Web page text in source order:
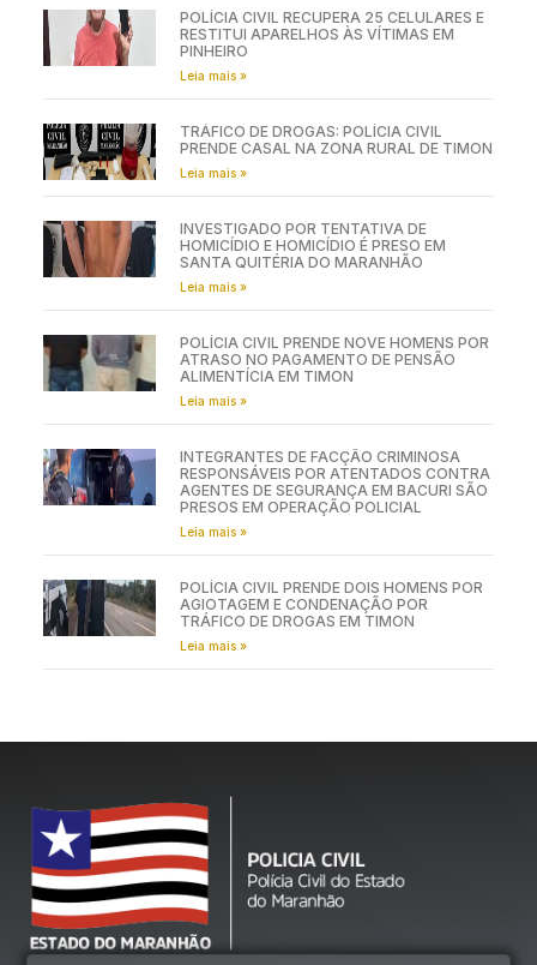
POLÍCIA CIVIL RECUPERA 25 CELULARES E
RESTITUI APARELHOS ÀS VÍTIMAS EM
PINHEIRO
Leia mais »
TRÁFICO DE DROGAS: POLÍCIA CIVIL
PRENDE CASAL NA ZONA RURAL DE TIMON
Leia mais »
INVESTIGADO POR TENTATIVA DE
HOMICÍDIO E HOMICÍDIO É PRESO EM
SANTA QUITÉRIA DO MARANHÃO
Leia mais »
POLÍCIA CIVIL PRENDE NOVE HOMENS POR
ATRASO NO PAGAMENTO DE PENSÃO
ALIMENTÍCIA EM TIMON
Leia mais »
INTEGRANTES DE FACÇÃO CRIMINOSA
RESPONSÁVEIS POR ATENTADOS CONTRA
AGENTES DE SEGURANÇA EM BACURI SÃO
PRESOS EM OPERAÇÃO POLICIAL
Leia mais »
POLÍCIA CIVIL PRENDE DOIS HOMENS POR
AGIOTAGEM E CONDENAÇÃO POR
TRÁFICO DE DROGAS EM TIMON
Leia mais »